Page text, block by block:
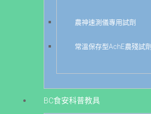
農神速測儀專用試劑
常溫保存型AchE農殘試劑
BC食安科普教具